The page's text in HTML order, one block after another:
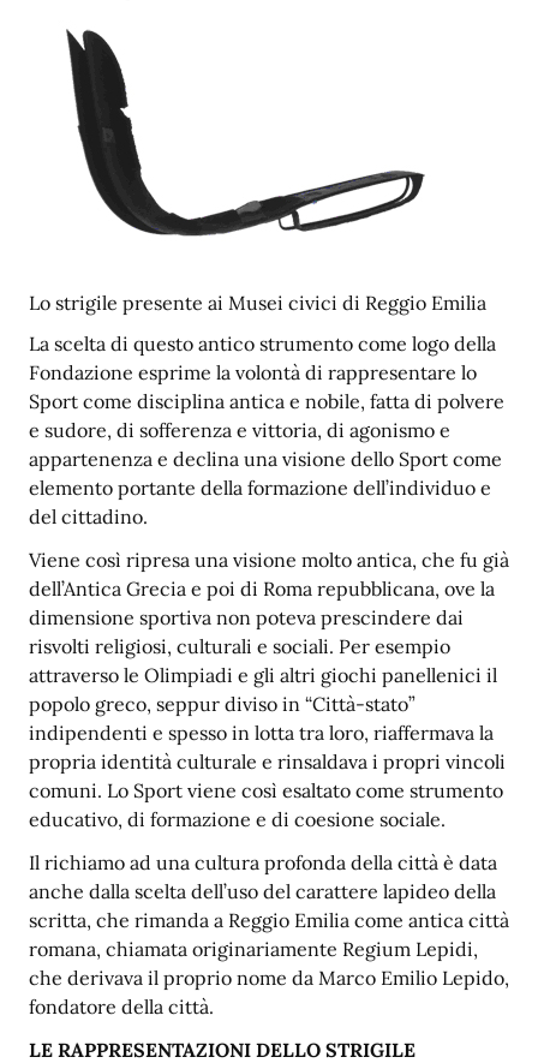
Lo strigile presente ai Musei civici di Reggio Emilia
La scelta di questo antico strumento come logo della
Fondazione esprime la volontà di rappresentare lo
Sport come disciplina antica e nobile, fatta di polvere
e sudore, di sofferenza e vittoria, di agonismo e
appartenenza e declina una visione dello Sport come
elemento portante della formazione dell’individuo e
del cittadino.
Viene così ripresa una visione molto antica, che fu già
dell’Antica Grecia e poi di Roma repubblicana, ove la
dimensione sportiva non poteva prescindere dai
risvolti religiosi, culturali e sociali. Per esempio
attraverso le Olimpiadi e gli altri giochi panellenici il
popolo greco, seppur diviso in “Città-stato”
indipendenti e spesso in lotta tra loro, riaffermava la
propria identità culturale e rinsaldava i propri vincoli
comuni. Lo Sport viene così esaltato come strumento
educativo, di formazione e di coesione sociale.
Il richiamo ad una cultura profonda della città è data
anche dalla scelta dell’uso del carattere lapideo della
scritta, che rimanda a Reggio Emilia come antica città
romana, chiamata originariamente Regium Lepidi,
che derivava il proprio nome da Marco Emilio Lepido,
fondatore della città.
LE RAPPRESENTAZIONI DELLO STRIGILE